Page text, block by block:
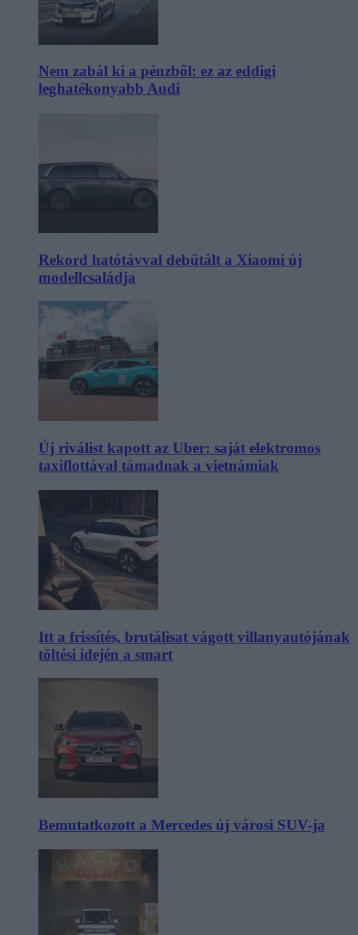
Nem zabál ki a pénzből: ez az eddigi
leghatékonyabb Audi
Rekord hatótávval debütált a Xiaomi új
modellcsaládja
Új riválist kapott az Uber: saját elektromos
taxiflottával támadnak a vietnámiak
Itt a frissítés, brutálisat vágott villanyautójának
töltési idején a smart
Bemutatkozott a Mercedes új városi SUV-ja